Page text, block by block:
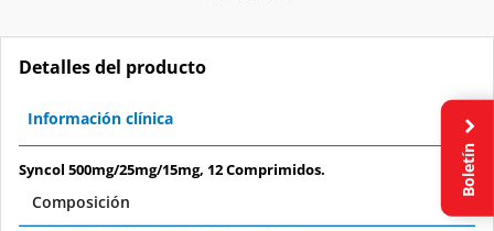
Detalles del producto
Información clínica
Syncol 500mg/25mg/15mg, 12 Comprimidos.
Composición
Boletín